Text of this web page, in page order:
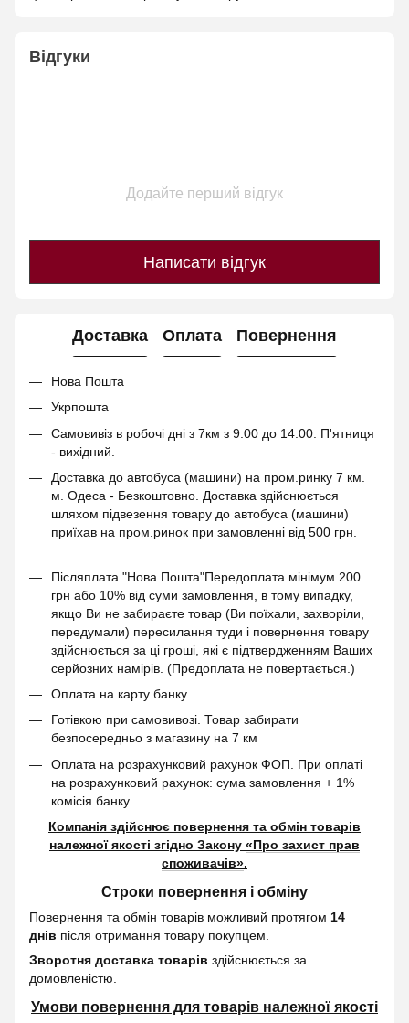
Відгуки
Додайте перший відгук
Написати відгук
Доставка Оплата Повернення
Нова Пошта
Укрпошта
Самовивіз в робочі дні з 7км з 9:00 до 14:00. П'ятниця
- вихідний.
Доставка до автобуса (машини) на пром.ринку 7 км.
м. Одеса - Безкоштовно. Доставка здійснюється
шляхом підвезення товару до автобуса (машини)
приїхав на пром.ринок при замовленні від 500 грн.
Післяплата "Нова Пошта"Передоплата мінімум 200
грн або 10% від суми замовлення, в тому випадку,
якщо Ви не забираєте товар (Ви поїхали, захворіли,
передумали) пересилання туди і повернення товару
здійснюється за ці гроші, які є підтвердженням Ваших
серйозних намірів. (Предоплата не повертається.)
Оплата на карту банку
Готівкою при самовивозі. Товар забирати
безпосередньо з магазину на 7 км
Оплата на розрахунковий рахунок ФОП. При оплаті
на розрахунковий рахунок: сума замовлення + 1%
комісія банку
Компанія здійснює повернення та обмін товарів
належної якості згідно Закону «Про захист прав
споживачів».
Строки повернення і обміну
Повернення та обмін товарів можливий протягом 14
днів після отримання товару покупцем.
Зворотня доставка товарів здійснюється за
домовленістю.
Умови повернення для товарів належної якості